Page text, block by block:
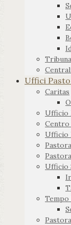
Uffici
Caritas
Ufficio
Centro
Ufficio
Ufficio